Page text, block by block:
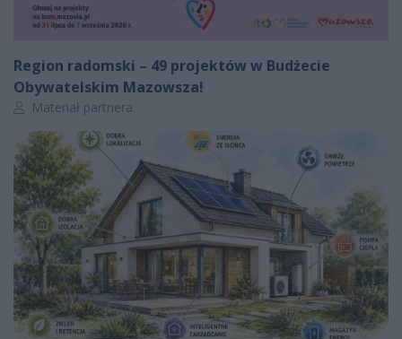
Region radomski – 49 projektów w Budżecie
Obywatelskim Mazowsza!
Autor artykułu:
Materiał partnera